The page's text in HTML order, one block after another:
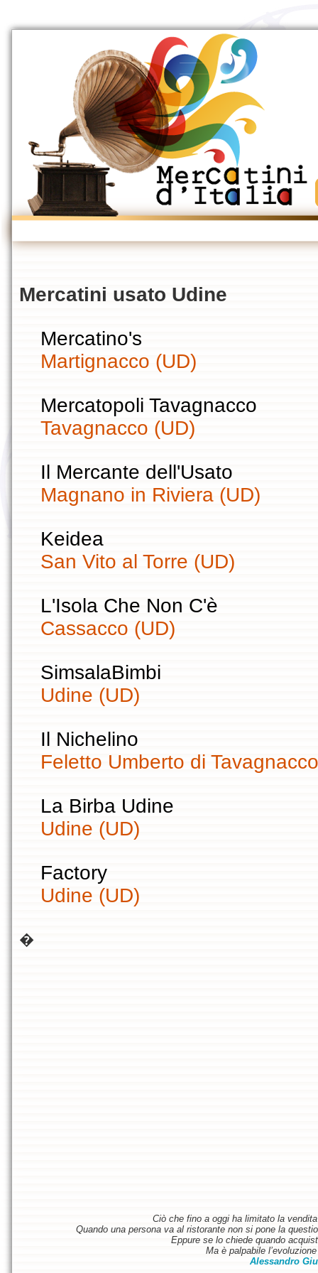
Mercatini usato Udine
Mercatino's
Martignacco (UD)
Mercatopoli Tavagnacco
Tavagnacco (UD)
Il Mercante dell'Usato
Magnano in Riviera (UD)
Keidea
San Vito al Torre (UD)
L'Isola Che Non C'è
Cassacco (UD)
SimsalaBimbi
Udine (UD)
Il Nichelino
Feletto Umberto di
La Birba Udine
Udine (UD)
Factory
Udine (UD)
�
Ciò che fino a oggi ha limitato la
Quando una persona va al ristorante non si pone la
Eppure se lo chiede quando
Ma è palpabile
Alessandro